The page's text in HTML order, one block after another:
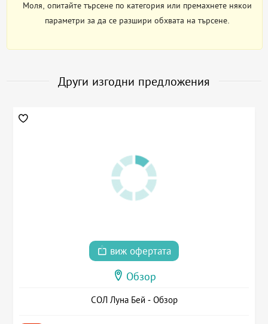
Моля, опитайте търсене по категория или премахнете някои
параметри за да се разшири обхвата на търсене.
Други изгодни предложения
виж офертата
Обзор
СОЛ Луна Бей - Обзор